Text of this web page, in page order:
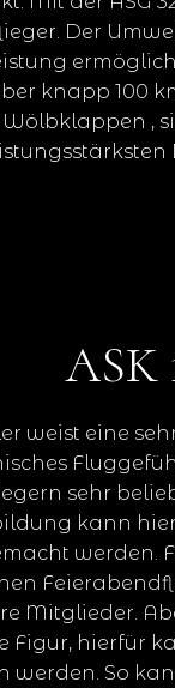
Der
knapp 100
,
ASK
weist eine
sehr
kann
werden.
Mitglieder.
Figur, hierfür
werden. So